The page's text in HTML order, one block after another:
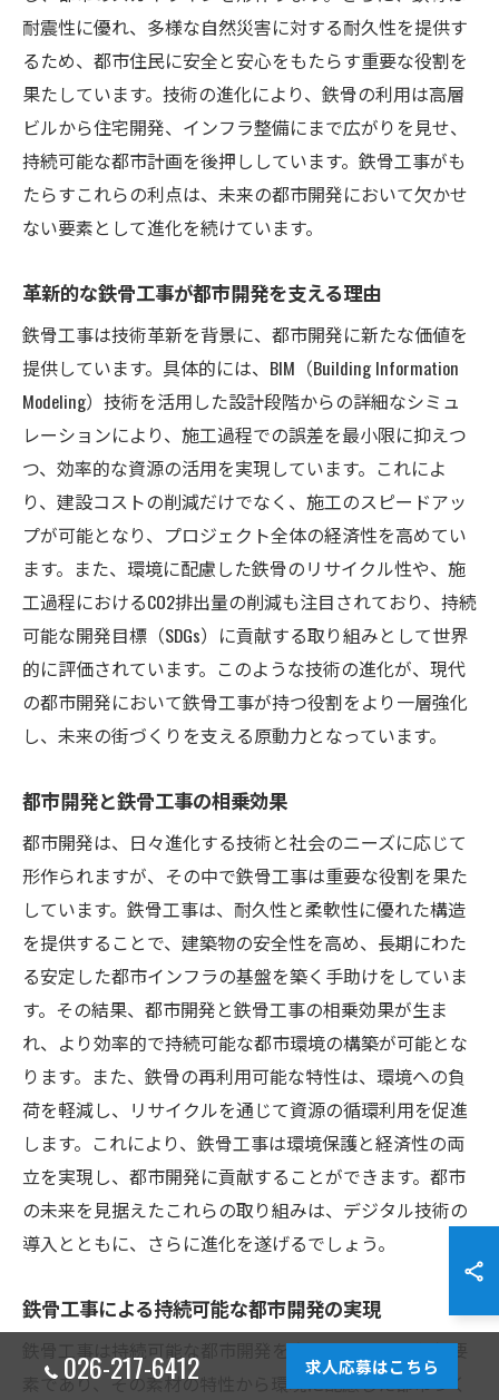
耐震性に優れ、多様な自然災害に対する耐久性を提供す
るため、都市住民に安全と安心をもたらす重要な役割を
果たしています。技術の進化により、鉄骨の利用は高層
ビルから住宅開発、インフラ整備にまで広がりを見せ、
持続可能な都市計画を後押ししています。鉄骨工事がも
たらすこれらの利点は、未来の都市開発において欠かせ
ない要素として進化を続けています。
革新的な鉄骨工事が都市開発を支える理由
鉄骨工事は技術革新を背景に、都市開発に新たな価値を
提供しています。具体的には、BIM（Building Information
Modeling）技術を活用した設計段階からの詳細なシミュ
レーションにより、施工過程での誤差を最小限に抑えつ
つ、効率的な資源の活用を実現しています。これによ
り、建設コストの削減だけでなく、施工のスピードアッ
プが可能となり、プロジェクト全体の経済性を高めてい
ます。また、環境に配慮した鉄骨のリサイクル性や、施
工過程におけるCO2排出量の削減も注目されており、持続
可能な開発目標（SDGs）に貢献する取り組みとして世界
的に評価されています。このような技術の進化が、現代
の都市開発において鉄骨工事が持つ役割をより一層強化
し、未来の街づくりを支える原動力となっています。
都市開発と鉄骨工事の相乗効果
都市開発は、日々進化する技術と社会のニーズに応じて
形作られますが、その中で鉄骨工事は重要な役割を果た
しています。鉄骨工事は、耐久性と柔軟性に優れた構造
を提供することで、建築物の安全性を高め、長期にわた
る安定した都市インフラの基盤を築く手助けをしていま
す。その結果、都市開発と鉄骨工事の相乗効果が生ま
れ、より効率的で持続可能な都市環境の構築が可能とな
ります。また、鉄骨の再利用可能な特性は、環境への負
荷を軽減し、リサイクルを通じて資源の循環利用を促進
します。これにより、鉄骨工事は環境保護と経済性の両
立を実現し、都市開発に貢献することができます。都市
の未来を見据えたこれらの取り組みは、デジタル技術の
導入とともに、さらに進化を遂げるでしょう。
鉄骨工事による持続可能な都市開発の実現
鉄骨工事は持続可能な都市開発を実現するための必須要
素であり、その素材の特性から環境に配慮した都市づく
026-217-6412 求人応募はこちら